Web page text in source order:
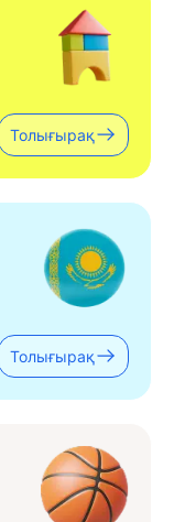
Толығырақ
Толығырақ